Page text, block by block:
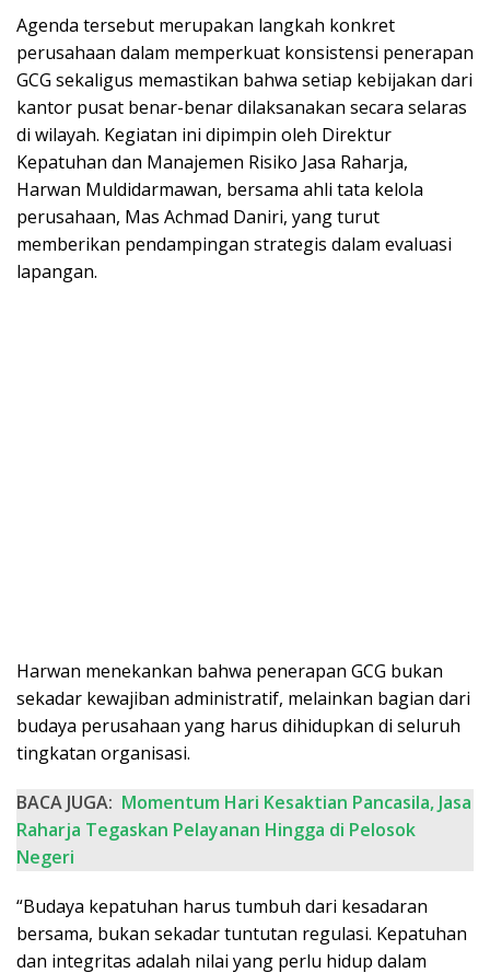
Agenda tersebut merupakan langkah konkret
perusahaan dalam memperkuat konsistensi penerapan
GCG sekaligus memastikan bahwa setiap kebijakan dari
kantor pusat benar-benar dilaksanakan secara selaras
di wilayah. Kegiatan ini dipimpin oleh Direktur
Kepatuhan dan Manajemen Risiko Jasa Raharja,
Harwan Muldidarmawan, bersama ahli tata kelola
perusahaan, Mas Achmad Daniri, yang turut
memberikan pendampingan strategis dalam evaluasi
lapangan.
Harwan menekankan bahwa penerapan GCG bukan
sekadar kewajiban administratif, melainkan bagian dari
budaya perusahaan yang harus dihidupkan di seluruh
tingkatan organisasi.
BACA JUGA: Momentum Hari Kesaktian Pancasila, Jasa
Raharja Tegaskan Pelayanan Hingga di Pelosok
Negeri
“Budaya kepatuhan harus tumbuh dari kesadaran
bersama, bukan sekadar tuntutan regulasi. Kepatuhan
dan integritas adalah nilai yang perlu hidup dalam